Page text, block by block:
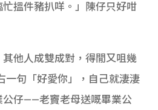
搵件豬扒咩。」陳仔只好咁
他人成雙成對，得閒又咀幾
一句「好愛你」，自己就淒淒
公仔——老竇老母送嘅畢業公